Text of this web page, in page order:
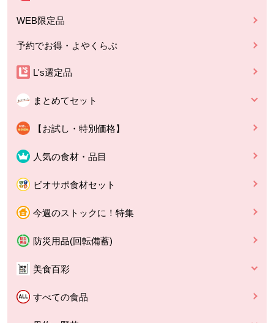
WEB限定品
予約でお得・よやくらぶ
L's選定品
まとめてセット
【お試し・特別価格】
人気の食材・品目
ビオサポ食材セット
今週のストックに！特集
防災用品(回転備蓄)
美食百彩
すべての食品